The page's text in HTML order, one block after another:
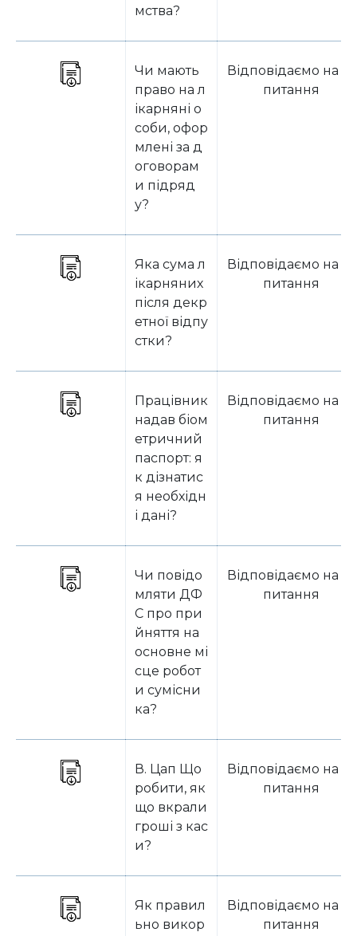
мства?
Чи мають
право на л
ікарняні о
соби, офор
млені за д
оговорам
и підряд
у?
Відповідаємо на за
питання
Яка сума л
ікарняних
після декр
етної відпу
стки?
Відповідаємо на за
питання
Працівник
надав біом
етричний
паспорт: я
к дізнатис
я необхідн
і дані?
Відповідаємо на за
питання
Чи повідо
мляти ДФ
С про при
йняття на
основне мі
сце робот
и сумісни
ка?
Відповідаємо на за
питання
В. Цап Що
робити, як
що вкрали
гроші з кас
и?
Відповідаємо на за
питання
Як правил
ьно викор
Відповідаємо на за
питання